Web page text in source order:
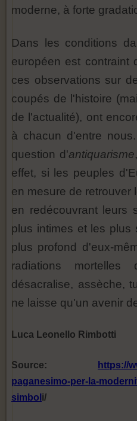
moderne, à forte
Dans les conditions
européen est contraint
ces observations sur
coupés de l'histoire
de l'actualité), ont
à chacun d'entre
question d'antiquarisme
effet, si les peuples
en mesure de retrouver
en redécouvrant leurs
plus intimes et les plus
plus profond d'eux-
radiations mortelles
désacralise, assèche,
ne laisse qu'un avenir
Luca Leonello Rimbotti
Source:
https://
paganesimo-per-la-
simbol i/